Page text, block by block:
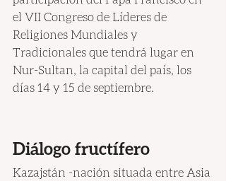
el VII Congreso de Líderes de
Religiones Mundiales y
Tradicionales que tendrá lugar en
Nur-Sultan, la capital del país, los
días 14 y 15 de septiembre.
Diálogo fructífero
Kazajstán -nación situada entre Asia